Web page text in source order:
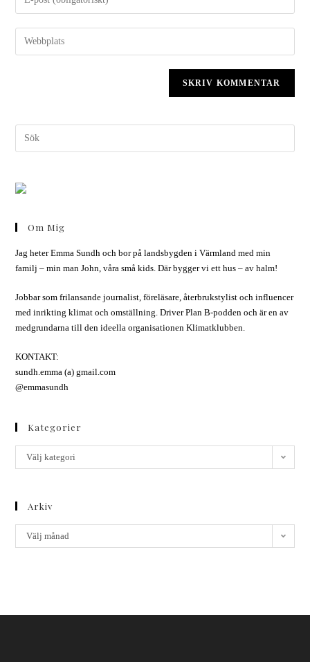
Om Mig
Jag heter Emma Sundh och bor på landsbygden i Värmland med min
familj – min man John, våra små kids. Där bygger vi ett hus – av halm!
Jobbar som frilansande journalist, föreläsare, återbrukstylist och influencer
med inrikting klimat och omställning. Driver Plan B-podden och är en av
medgrundarna till den ideella organisationen Klimatklubben.
KONTAKT:
sundh.emma (a) gmail.com
@emmasundh
Kategorier
Välj kategori
Arkiv
Välj månad